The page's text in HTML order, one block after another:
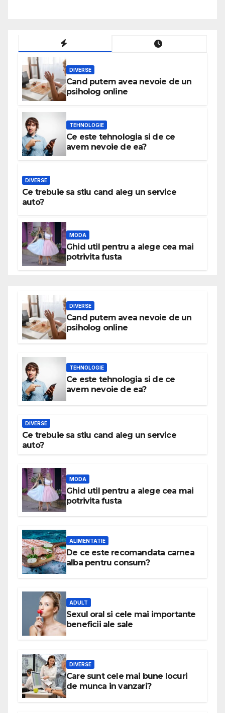
DIVERSE
Cand putem avea nevoie de un
psiholog online
TEHNOLOGIE
Ce este tehnologia si de ce
avem nevoie de ea?
DIVERSE
Ce trebuie sa stiu cand aleg un service
auto?
MODA
Ghid util pentru a alege cea mai
potrivita fusta
DIVERSE
Cand putem avea nevoie de un
psiholog online
TEHNOLOGIE
Ce este tehnologia si de ce
avem nevoie de ea?
DIVERSE
Ce trebuie sa stiu cand aleg un service
auto?
MODA
Ghid util pentru a alege cea mai
potrivita fusta
ALIMENTATIE
De ce este recomandata carnea
alba pentru consum?
ADULT
Sexul oral si cele mai importante
beneficii ale sale
DIVERSE
Care sunt cele mai bune locuri
de munca in vanzari?